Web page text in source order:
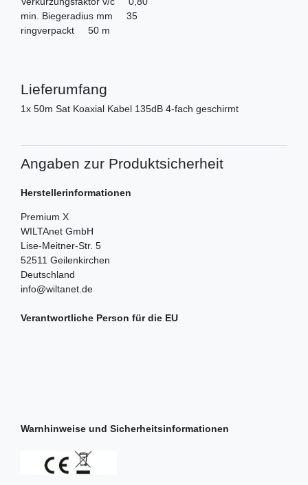
min. Biegeradius mm 35
ringverpackt 50 m
Lieferumfang
1x 50m Sat Koaxial Kabel 135dB 4-fach geschirmt
Angaben zur Produktsicherheit
Herstellerinformationen
Premium X
WILTAnet GmbH
Lise-Meitner-Str. 5
52511 Geilenkirchen
Deutschland
info@wiltanet.de
Verantwortliche Person für die EU
Warnhinweise und Sicherheitsinformationen